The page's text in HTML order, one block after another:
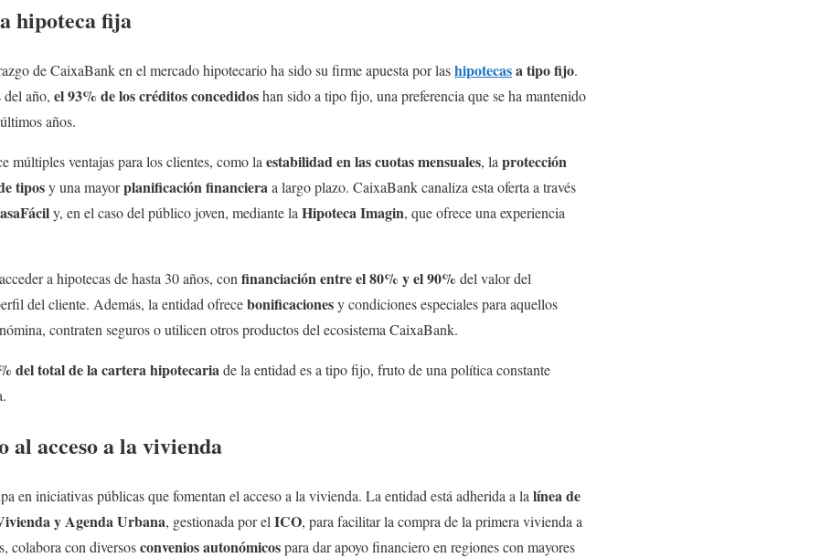
hipoteca fija
de CaixaBank en el mercado hipotecario ha sido su firme apuesta por lashipotecasa tipo fijo.
del año, el 93% de los créditos concedidoshan sido a tipo fijo, una preferencia que se ha mantenido
años.
múltiples ventajas para los clientes, como la estabilidad en las cuotas mensuales, la protección
tiposy una mayorplanificación financieraa largo plazo. CaixaBank canaliza esta oferta a través
y, en el caso del público joven, mediante la Hipoteca Imagin, que ofrece una experiencia
a hipotecas de hasta 30 años, con financiación entre el 80% y el 90% del valor del
del cliente. Además, la entidad ofrecebonificacionesy condiciones especiales para aquellos
contraten seguros o utilicen otros productos del ecosistema CaixaBank.
del total de la cartera hipotecariade la entidad es a tipo fijo, fruto de una política constante
al acceso a la vivienda
en iniciativas públicas que fomentan el acceso a la vivienda. La entidad está adherida a la línea de
y Agenda Urbana, gestionada por el ICO, para facilitar la compra de la primera vivienda a
colabora con diversosconvenios autonómicospara dar apoyo financiero en regiones con mayores